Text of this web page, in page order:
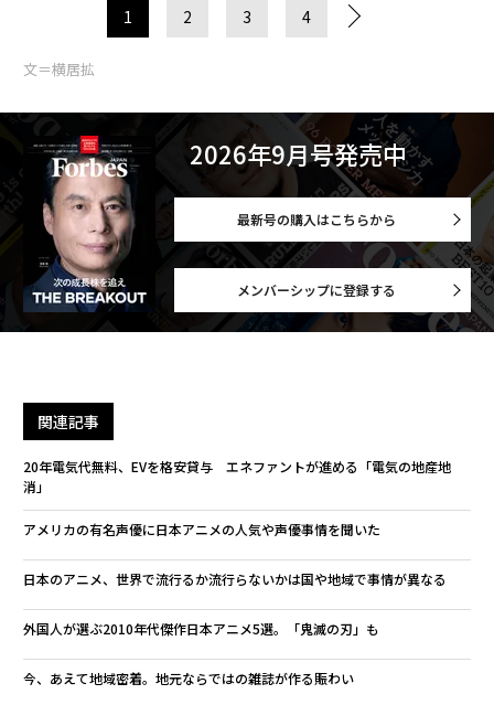
1 2 3 4
文＝横居拡
2026年9月号発売中
最新号の購入はこちらから
メンバーシップに登録する
関連記事
20年電気代無料、EVを格安貸与 エネファントが進める「電気の地産地
消」
アメリカの有名声優に日本アニメの人気や声優事情を聞いた
日本のアニメ、世界で流行るか流行らないかは国や地域で事情が異なる
外国人が選ぶ2010年代傑作日本アニメ5選。「鬼滅の刃」も
今、あえて地域密着。地元ならではの雑誌が作る賑わい